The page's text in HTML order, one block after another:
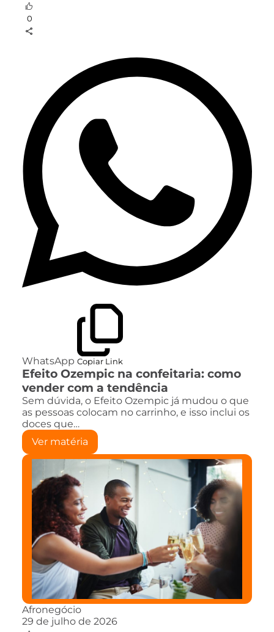
0
WhatsApp Copiar Link
Efeito Ozempic na confeitaria: como
vender com a tendência
Sem dúvida, o Efeito Ozempic já mudou o que
as pessoas colocam no carrinho, e isso inclui os
doces que…
Ver matéria
Afronegócio
29 de julho de 2026